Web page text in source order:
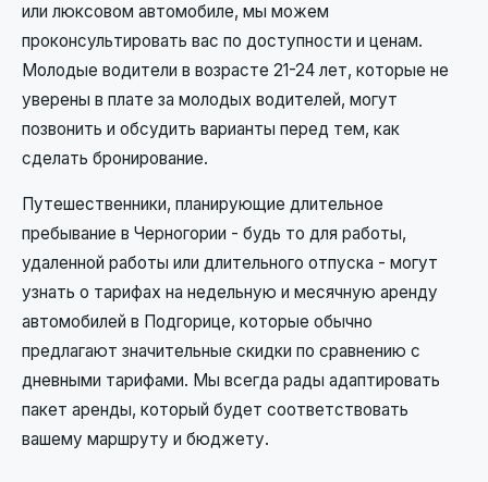
или люксовом автомобиле, мы можем
проконсультировать вас по доступности и ценам.
Молодые водители в возрасте 21-24 лет, которые не
уверены в плате за молодых водителей, могут
позвонить и обсудить варианты перед тем, как
сделать бронирование.
Путешественники, планирующие длительное
пребывание в Черногории - будь то для работы,
удаленной работы или длительного отпуска - могут
узнать о тарифах на недельную и месячную аренду
автомобилей в Подгорице, которые обычно
предлагают значительные скидки по сравнению с
дневными тарифами. Мы всегда рады адаптировать
пакет аренды, который будет соответствовать
вашему маршруту и бюджету.